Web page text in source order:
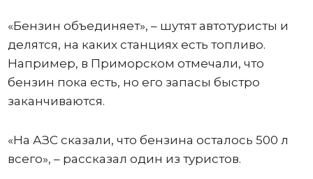
«Бензин объединяет», – шутят автотуристы и
делятся, на каких станциях есть топливо.
Например, в Приморском отмечали, что
бензин пока есть, но его запасы быстро
заканчиваются.
«На АЗС сказали, что бензина осталось 500 л
всего», – рассказал один из туристов.